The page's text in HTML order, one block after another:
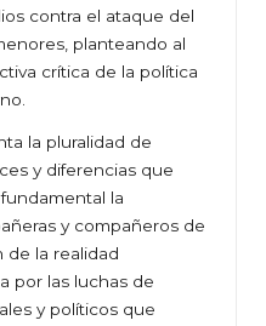
contra el ataque del
planteando al
crítica de la política
la pluralidad de
y diferencias que
la
y compañeros de
de la realidad
por las luchas de
y políticos que